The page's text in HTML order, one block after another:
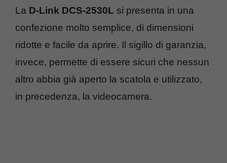
La D-Link DCS-2530L si presenta in una
confezione molto semplice, di dimensioni
ridotte e facile da aprire. Il sigillo di garanzia,
invece, permette di essere sicuri che nessun
altro abbia già aperto la scatola e utilizzato,
in precedenza, la videocamera.